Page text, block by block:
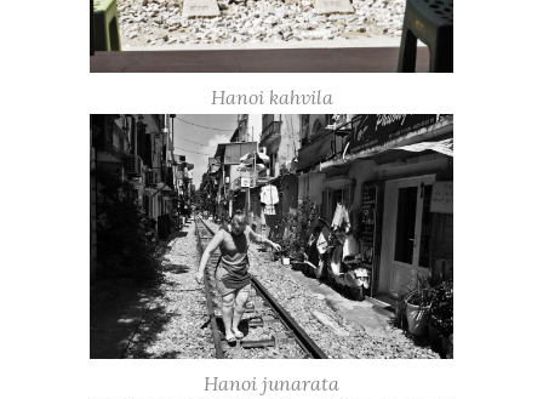
Hanoi kahvila
Hanoi junarata